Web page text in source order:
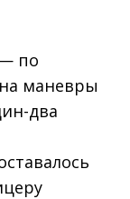
по
маневры
два